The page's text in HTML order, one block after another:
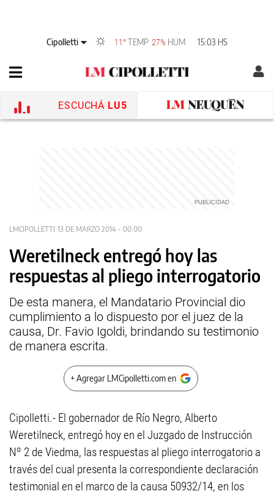
Cipolletti 11°TEMP 27% HUM 15:03 HS
ESCUCHÁ LU5
LMCIPOLLETTI 13 DE MARZO 2014 - 00:00
Weretilneck entregó hoy las
respuestas al pliego interrogatorio
De esta manera, el Mandatario Provincial dio
cumplimiento a lo dispuesto por el juez de la
causa, Dr. Favio Igoldi, brindando su testimonio
de manera escrita.
+ Agregar LMCipolletti.com en
Cipolletti.- El gobernador de Río Negro, Alberto
Weretilneck, entregó hoy en el Juzgado de Instrucción
Nº 2 de Viedma, las respuestas al pliego interrogatorio a
través del cual presenta la correspondiente declaración
testimonial en el marco de la causa 50932/14, en los